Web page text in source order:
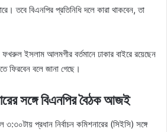
তবে বিএনপির প্রতিনিধি দলে কারা থাকবেন, তা
ফখরুল ইসলাম আলমগীর বর্তমানে ঢাকার বাইরে রয়েছেন
ফিরবেন বলে জানা গেছে।
সঙ্গে বিএনপির বৈঠক আজই
প্রধান নির্বাচন কমিশনারের (সিইসি) সঙ্গে